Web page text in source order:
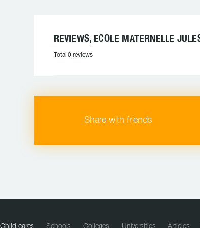
REVIEWS, ECOLE MATERNELLE
Total 0 reviews
Share with friends
Child cares Schools Colleges Universities Articles